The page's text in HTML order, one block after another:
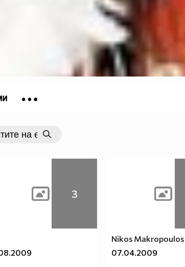
3
Nikos Makropoulos
07.04.2009